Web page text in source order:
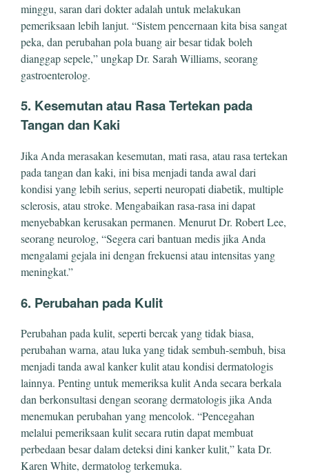
minggu, saran dari dokter adalah untuk melakukan
pemeriksaan lebih lanjut. “Sistem pencernaan kita bisa sangat
peka, dan perubahan pola buang air besar tidak boleh
dianggap sepele,” ungkap Dr. Sarah Williams, seorang
gastroenterolog.
5. Kesemutan atau Rasa Tertekan pada
Tangan dan Kaki
Jika Anda merasakan kesemutan, mati rasa, atau rasa tertekan
pada tangan dan kaki, ini bisa menjadi tanda awal dari
kondisi yang lebih serius, seperti neuropati diabetik, multiple
sclerosis, atau stroke. Mengabaikan rasa-rasa ini dapat
menyebabkan kerusakan permanen. Menurut Dr. Robert Lee,
seorang neurolog, “Segera cari bantuan medis jika Anda
mengalami gejala ini dengan frekuensi atau intensitas yang
meningkat.”
6. Perubahan pada Kulit
Perubahan pada kulit, seperti bercak yang tidak biasa,
perubahan warna, atau luka yang tidak sembuh-sembuh, bisa
menjadi tanda awal kanker kulit atau kondisi dermatologis
lainnya. Penting untuk memeriksa kulit Anda secara berkala
dan berkonsultasi dengan seorang dermatologis jika Anda
menemukan perubahan yang mencolok. “Pencegahan
melalui pemeriksaan kulit secara rutin dapat membuat
perbedaan besar dalam deteksi dini kanker kulit,” kata Dr.
Karen White, dermatolog terkemuka.